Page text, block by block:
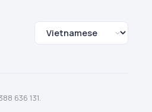
636 131.